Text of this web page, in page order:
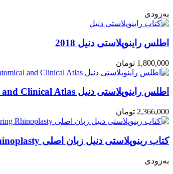
به‌زودی
اطلس راینوپلاستی دنیل 2018
1,800,000 تومان
اطلس راینوپلاستی دنیل Rhinoplasty An Anatomical and Clinical Atlas
2,366,000 تومان
کتاب رینوپلاستی دنیل زبان اصلی Daniel Mastering Rhinoplasty
به‌زودی